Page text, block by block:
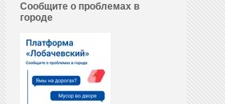
Сообщите о проблемах в
городе